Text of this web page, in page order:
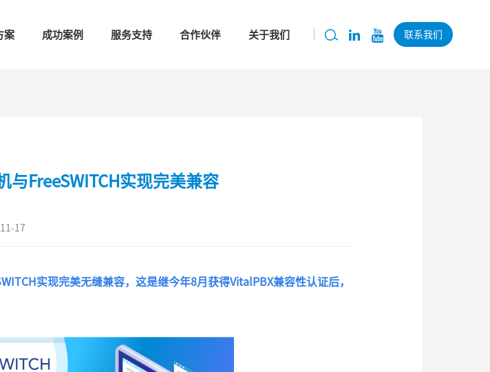
案 成功案例 服务支持 合作伙伴 关于我们 联系我们
与FreeSWITCH实现完美兼容
17
实现完美无缝兼容，这是继今年8月获得VitalPBX兼容性认证后，